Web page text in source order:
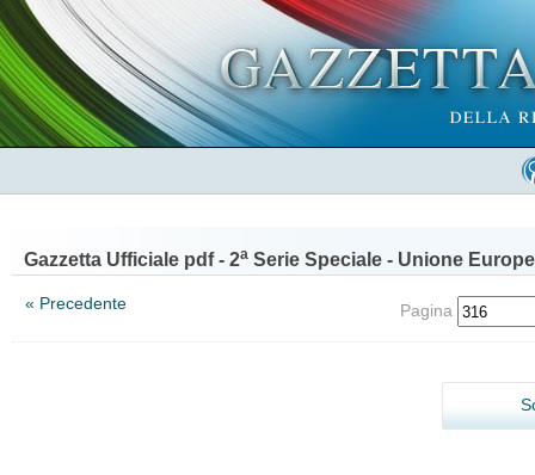
Gazzetta Ufficiale pdf - 2a Serie Speciale - Unione
« Precedente Pagina